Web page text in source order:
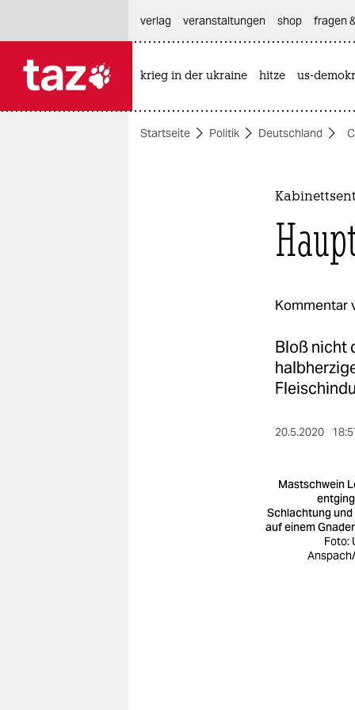
themen
verlag
veranstaltungen shop fragen
krieg in der ukraine hitze us-
Startseite Politik Deutschland
Kommentar
Bloß nicht
20.5.2020
Mastschwein
Schlachtung und
auf einem
Foto: